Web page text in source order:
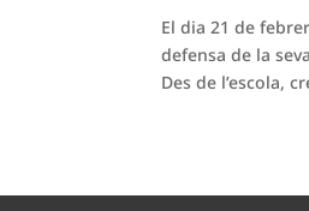
El dia 21 de
defensa de la
Des de l’escola,